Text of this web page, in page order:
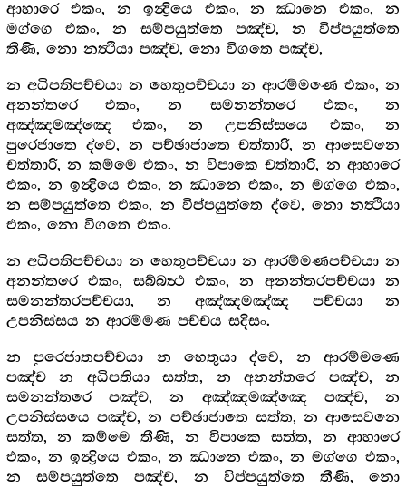
ආහාරෙ එකං, න ඉන්‍ද්‍රියෙ එකං, න ඣානෙ එකං, න
මග්ගෙ එකං, න සම්පයුත්තෙ පඤ්ච, න විප්පයුත්තෙ
තීණි, නො නත්‍ථියා පඤ්ච, නො විගතෙ පඤ්ච,
න අධිපතිපච්චයා න හෙතුපච්චයා න ආරම්මණෙ එකං, න
අනන්තරෙ එකං, න සමනන්තරෙ එකං, න
අඤ්ඤමඤ්ඤෙ එකං, න උපනිස්සයෙ එකං, න
පුරෙජාතෙ ද්වෙ, න පච්ඡාජාතෙ චත්තාරි, න ආසෙවනෙ
චත්තාරි, න කම්මෙ එකං, න විපාකෙ චත්තාරි, න ආහාරෙ
එකං, න ඉන්‍ද්‍රියෙ එකං, න ඣානෙ එකං, න මග්ගෙ එකං,
න සම්පයුත්තෙ එකං, න විප්පයුත්තෙ ද්වෙ, නො නත්‍ථියා
එකං, නො විගතෙ එකං.
න අධිපතිපච්චයා න හෙතුපච්චයා න ආරම්මණපච්චයා න
අනන්තරෙ එකං, සබ්බත්‍ථ එකං, න අනන්තරපච්චයා න
සමනන්තරපච්චයා, න අඤ්ඤමඤ්ඤ පච්චයා න
උපනිස්සය න ආරම්මණ පච්චය සදිසං.
න පුරෙජාතපච්චයා න හෙතුයා ද්වෙ, න ආරම්මණෙ
පඤ්ච න අධිපතියා සත්ත, න අනන්තරෙ පඤ්ච, න
සමනන්තරෙ පඤ්ච, න අඤ්ඤමඤ්ඤෙ පඤ්ච, න
උපනිස්සයෙ පඤ්ච, න පච්ඡාජාතෙ සත්ත, න ආසෙවනෙ
සත්ත, න කම්මෙ තීණි, න විපාකෙ සත්ත, න ආහාරෙ
එකං, න ඉන්‍ද්‍රියෙ එකං, න ඣානෙ එකං, න මග්ගෙ එකං,
න සම්පයුත්තෙ පඤ්ච, න විප්පයුත්තෙ තීණි, නො